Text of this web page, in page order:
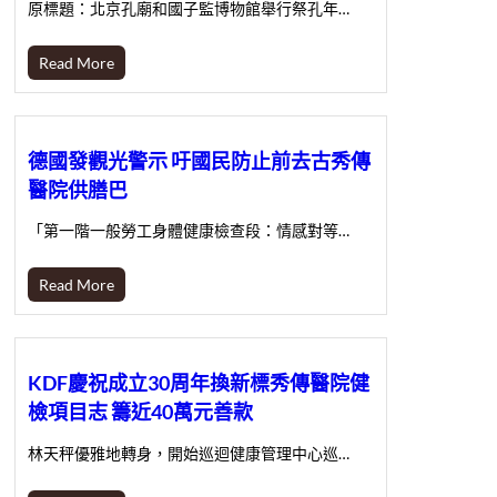
原標題：北京孔廟和國子監博物館舉行祭孔年…
Read More
德國發觀光警示 吁國民防止前去古秀傳
醫院供膳巴
「第一階一般勞工身體健康檢查段：情感對等…
Read More
KDF慶祝成立30周年換新標秀傳醫院健
檢項目志 籌近40萬元善款
林天秤優雅地轉身，開始巡迴健康管理中心巡…